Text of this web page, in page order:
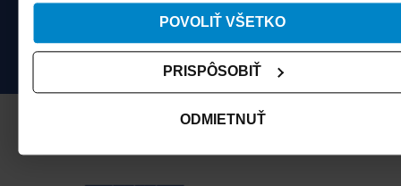
POVOLIŤ VŠETKO
PRISPÔSOBIŤ
ODMIETNUŤ
eshop@worldcupjasna.sk
VIP
vip@worldcupjasna.sk